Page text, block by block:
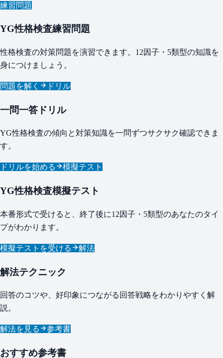
練習問題
YG性格検査練習問題
性格検査の対策問題を演習できます。12因子・5類型の知識を
身につけましょう。
問題を解く ドリル
一問一答ドリル
YG性格検査の傾向と対策知識を一問ずつサクサク確認できま
す。
ドリルを始める 模擬テスト
YG性格検査模擬テスト
本番形式で受けると、終了後に12因子・5類型のあなたのタイ
プがわかります。
模擬テストを受ける 解法
解法テクニック
回答のコツや、好印象につながる回答戦略をわかりやすく解
説。
解法を見る 参考書
おすすめ参考書